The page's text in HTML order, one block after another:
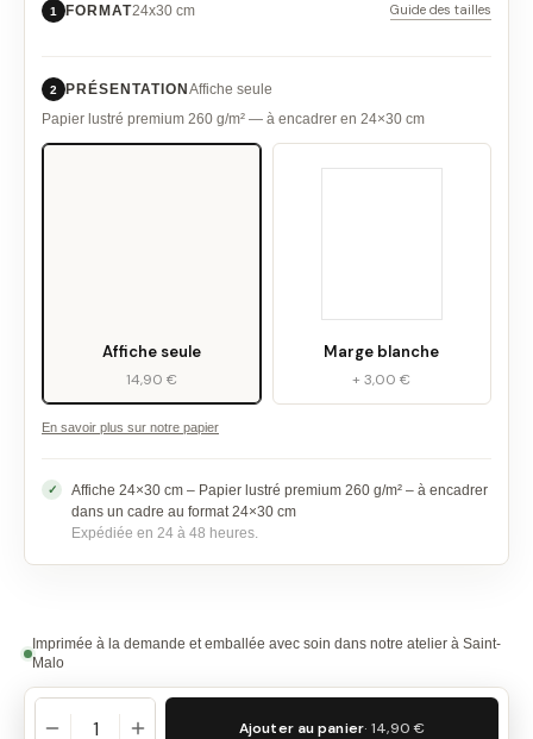
1 FORMAT24x30 cm Guide des tailles
2 PRÉSENTATION Affiche seule
Papier lustré premium 260 g/m² — à encadrer en 24×30 cm
Affiche seule
14,90 €
Marge blanche
+ 3,00 €
En savoir plus sur notre papier
Affiche 24×30 cm – Papier lustré premium 260 g/m² – à encadrer
dans un cadre au format 24×30 cm
Expédiée en 24 à 48 heures.
Imprimée à la demande et emballée avec soin dans notre atelier à Saint-
Malo
Ajouter au panier· 14,90 €